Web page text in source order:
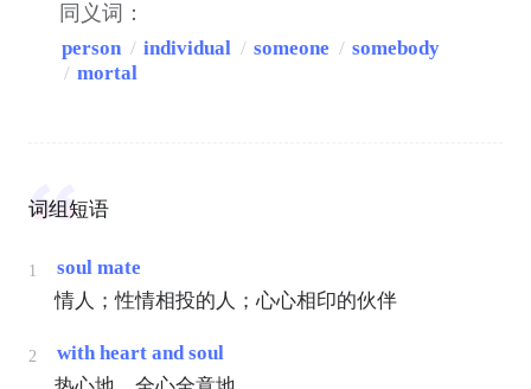
同义词：
person / individual / someone / somebody
/ mortal
词组短语
1
soul mate
情人；性情相投的人；心心相印的伙伴
2
with heart and soul